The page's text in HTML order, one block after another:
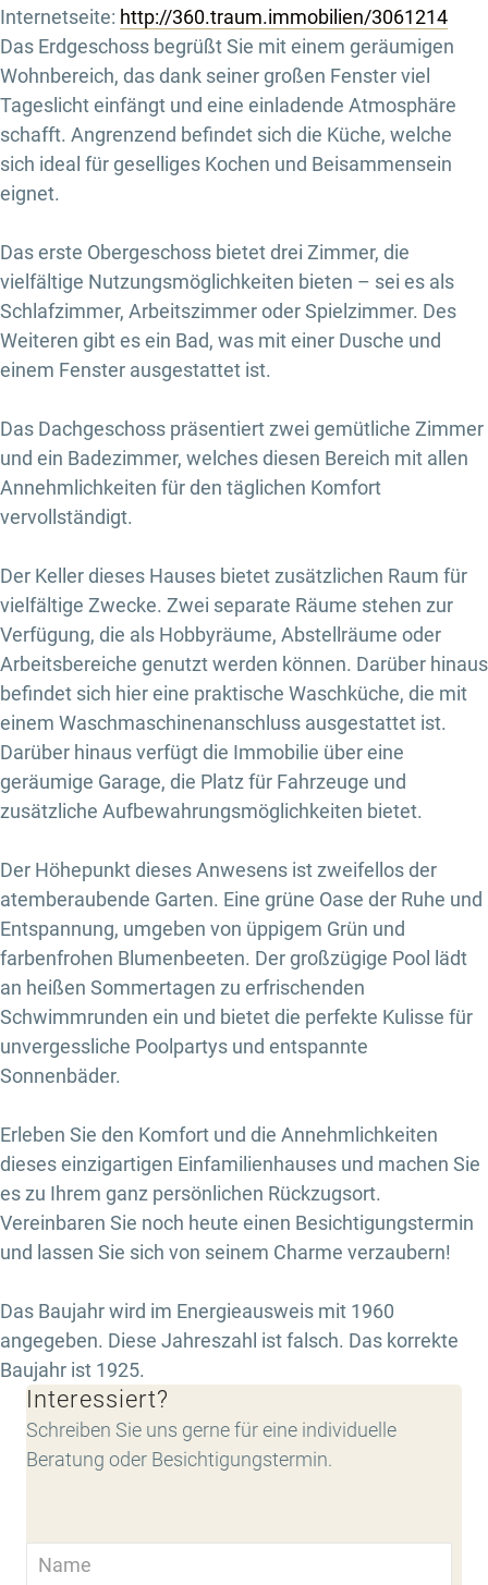
Internetseite: http://360.traum.immobilien/3061214
Das Erdgeschoss begrüßt Sie mit einem geräumigen
Wohnbereich, das dank seiner großen Fenster viel
Tageslicht einfängt und eine einladende Atmosphäre
schafft. Angrenzend befindet sich die Küche, welche
sich ideal für geselliges Kochen und Beisammensein
eignet.
Das erste Obergeschoss bietet drei Zimmer, die
vielfältige Nutzungsmöglichkeiten bieten – sei es als
Schlafzimmer, Arbeitszimmer oder Spielzimmer. Des
Weiteren gibt es ein Bad, was mit einer Dusche und
einem Fenster ausgestattet ist.
Das Dachgeschoss präsentiert zwei gemütliche Zimmer
und ein Badezimmer, welches diesen Bereich mit allen
Annehmlichkeiten für den täglichen Komfort
vervollständigt.
Der Keller dieses Hauses bietet zusätzlichen Raum für
vielfältige Zwecke. Zwei separate Räume stehen zur
Verfügung, die als Hobbyräume, Abstellräume oder
Arbeitsbereiche genutzt werden können. Darüber hinaus
befindet sich hier eine praktische Waschküche, die mit
einem Waschmaschinenanschluss ausgestattet ist.
Darüber hinaus verfügt die Immobilie über eine
geräumige Garage, die Platz für Fahrzeuge und
zusätzliche Aufbewahrungsmöglichkeiten bietet.
Der Höhepunkt dieses Anwesens ist zweifellos der
atemberaubende Garten. Eine grüne Oase der Ruhe und
Entspannung, umgeben von üppigem Grün und
farbenfrohen Blumenbeeten. Der großzügige Pool lädt
an heißen Sommertagen zu erfrischenden
Schwimmrunden ein und bietet die perfekte Kulisse für
unvergessliche Poolpartys und entspannte
Sonnenbäder.
Erleben Sie den Komfort und die Annehmlichkeiten
dieses einzigartigen Einfamilienhauses und machen Sie
es zu Ihrem ganz persönlichen Rückzugsort.
Vereinbaren Sie noch heute einen Besichtigungstermin
und lassen Sie sich von seinem Charme verzaubern!
Das Baujahr wird im Energieausweis mit 1960
angegeben. Diese Jahreszahl ist falsch. Das korrekte
Baujahr ist 1925.
Interessiert?
Schreiben Sie uns gerne für eine individuelle
Beratung oder Besichtigungstermin.